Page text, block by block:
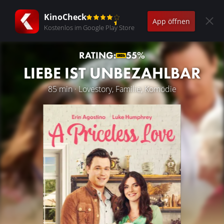
KinoCheck
Kostenlos im Google Play Store
App öffnen
RATING: 55%
LIEBE IST UNBEZAHLBAR
85 min · Lovestory, Familie, Komödie